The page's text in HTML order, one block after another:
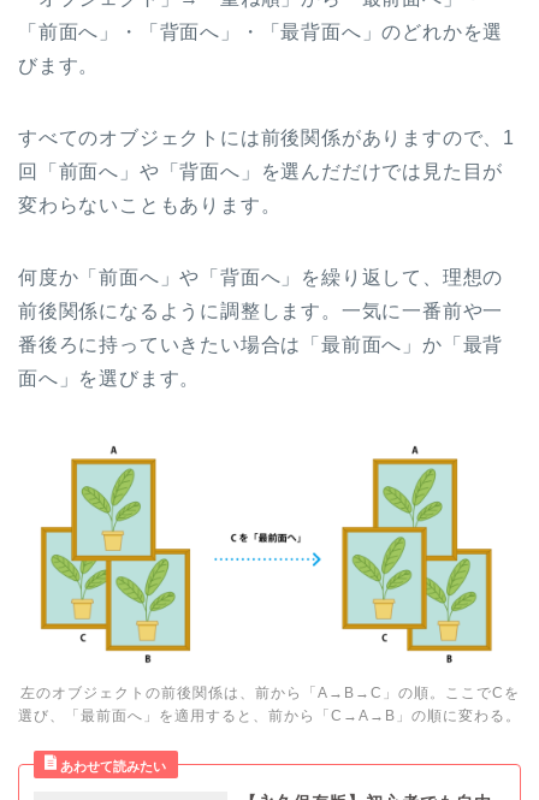
「前面へ」・「背面へ」・「最背面へ」のどれかを選
びます。
すべてのオブジェクトには前後関係がありますので、 1
回「前面へ」や「背面へ」を選んだだけでは見た目が
変わらないこともあります。
何度か「前面へ」や「背面へ」を繰り返して、理想の
前後関係になるように調整します。一気に一番前や一
番後ろに持っていきたい場合は「最前面へ」か「最背
面へ」を選びます。
左のオブジェクトの前後関係は、前から「A→B→C」の順。ここでCを
選び、「最前面へ」を適用すると、前から「C→A→B」の順に変わる。